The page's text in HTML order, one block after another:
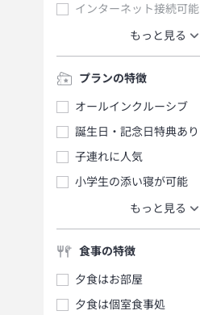
インターネット接続可能
もっと見る
プランの特徴
オールインクルーシブ
誕生日・記念日特典あり
子連れに人気
小学生の添い寝が可能
もっと見る
食事の特徴
夕食はお部屋
夕食は個室食事処